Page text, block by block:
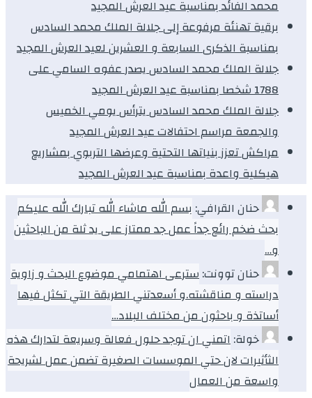
محمد الفائد بمناسبة عيد العرش المجيد
برقية تهنئة مرفوعة إلى جلالة الملك محمد السادس
بمناسبة الذكرى السابعة و العشرين لعيد العرش المجيد
جلالة الملك محمد السادس يصدر عفوه السامي على
1788 شخصا بمناسبة عيد العرش المجيد
جلالة الملك محمد السادس يترأس يومي الخميس
والجمعة مراسم احتفالات عيد العرش المجيد
مراكش تعزز بنياتها التحتية وعرضها التربوي بمشاريع
هيكلية واعدة بمناسبة عيد العرش المجيد
حنان القرافي: بسم الله ماشاء الله تبارك الله عليكم
بحث ضخم رائع جداً عمل جد ممتاز على يد ثلة من الباحثين
و…
حنان توونت:سترعى اهتمامي موضوع البحث و زاوية
دراسته و مناقشته.و أسعدتني الطريقة التي تكثل فيها
أساتذة و باحثون من مختلف البلاد…
خولة:اتمني ان توجد حلول فعالة وسريعة لتدارك هذه
الثأثيرات لان حتي الموسسات الصغيرة تضمن عمل لشريحة
واسعة من العمال